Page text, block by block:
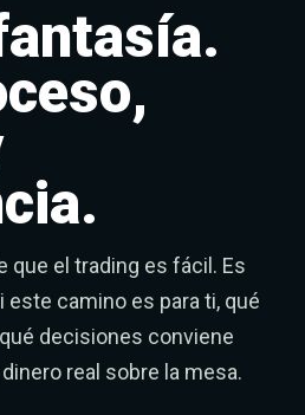
que el trading es fácil. Es
este camino es para ti, qué
decisiones conviene
real sobre la mesa.